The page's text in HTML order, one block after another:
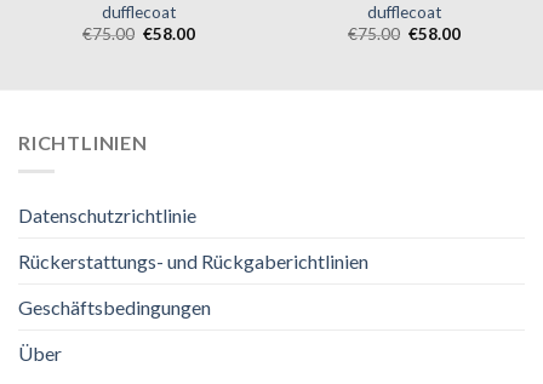
dufflecoat
€75.00 €58.00
dufflecoat
€75.00 €58.00
RICHTLINIEN
Datenschutzrichtlinie
Rückerstattungs- und Rückgaberichtlinien
Geschäftsbedingungen
Über